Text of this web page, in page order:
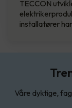
TECCON
installatører
Våre dyktige,